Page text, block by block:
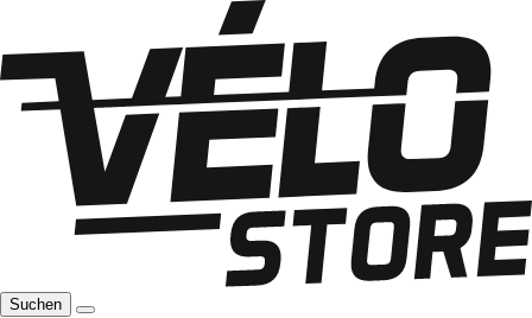
Suchen